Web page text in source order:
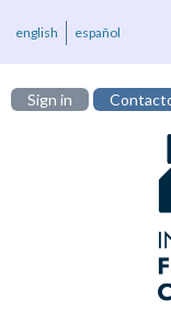
english español
Sign in